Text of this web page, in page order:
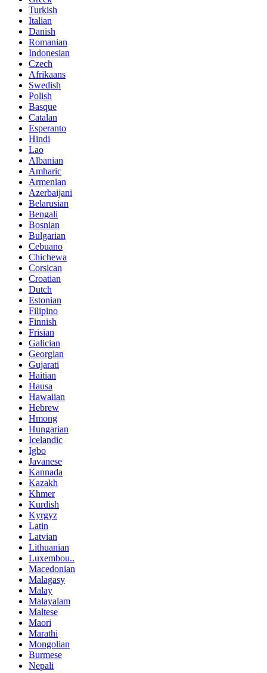
Turkish
Italian
Danish
Romanian
Indonesian
Czech
Afrikaans
Swedish
Polish
Basque
Catalan
Esperanto
Hindi
Lao
Albanian
Amharic
Armenian
Azerbaijani
Belarusian
Bengali
Bosnian
Bulgarian
Cebuano
Chichewa
Corsican
Croatian
Dutch
Estonian
Filipino
Finnish
Frisian
Galician
Georgian
Gujarati
Haitian
Hausa
Hawaiian
Hebrew
Hmong
Hungarian
Icelandic
Igbo
Javanese
Kannada
Kazakh
Khmer
Kurdish
Kyrgyz
Latin
Latvian
Lithuanian
Luxembou..
Macedonian
Malagasy
Malay
Malayalam
Maltese
Maori
Marathi
Mongolian
Burmese
Nepali